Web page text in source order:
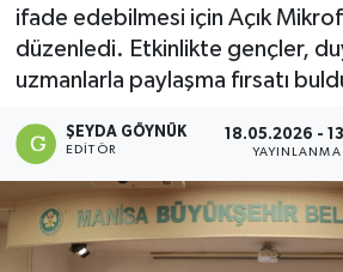
ifade edebilmesi için Açık
düzenledi. Etkinlikte gençler,
uzmanlarla paylaşma fırsatı
ŞEYDA GÖYNÜK
EDITÖR
18.05.2026 -
YAYINLANMA
SİYASET
GİZLİLİK SÖZLEŞMESİ
Haber Arşivi